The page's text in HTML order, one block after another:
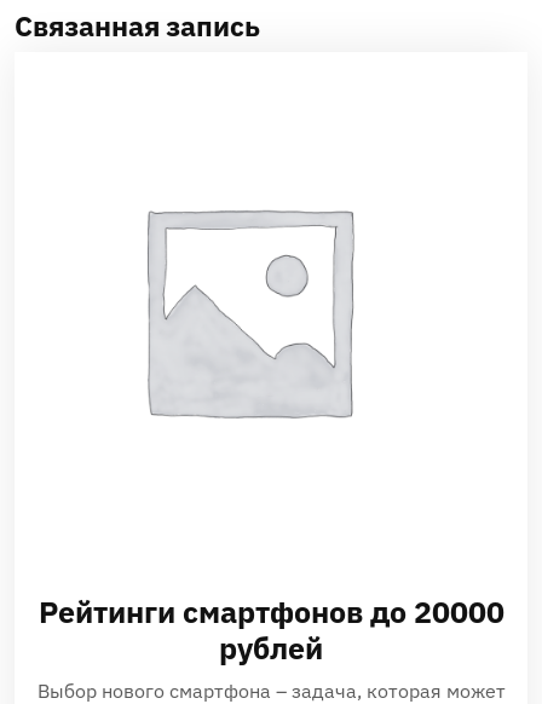
Связанная запись
Рейтинги смартфонов до 20000
рублей
Выбор нового смартфона – задача, которая может